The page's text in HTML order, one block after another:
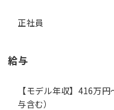
正社員
給与
【モデル年収】416万
与含む）